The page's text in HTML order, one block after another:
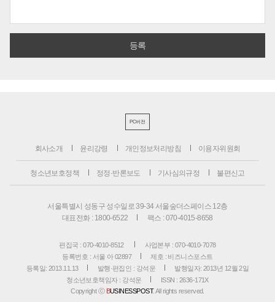
PC버전
회사소개 윤리강령 개인정보처리방침 이용자위원회
청소년보호정책 정정·반론보도 기사심의규정 불편신고
서울특별시 성동구 성수일로 39-34 서울숲더스페이스 12층
대표전화 : 1800-6522
팩스 : 070-4015-8658
편집국 : 070-4010-8512
사업본부 : 070-4010-7078
등록번호 : 서울 아 02897
제호 : 비즈니스포스트
등록일: 2013.11.13
발행·편집인 : 강석운
발행일자: 2013년 12월 2일
청소년보호책임자 : 강석운
ISSN : 2636-171X
Copyright ⓒ BUSINESSPOST. All rights reserved.